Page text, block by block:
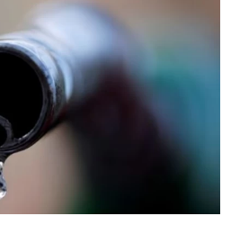
7η θέση παγκοσμίως στις
08-08-2026
διαβατήριο το 2026
Τι προκύπτει – και τι όχι – από